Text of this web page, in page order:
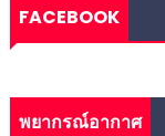
FACEBOOK
พยากรณ์อากาศ